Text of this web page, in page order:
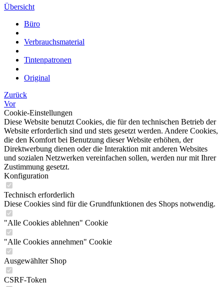
Übersicht
Büro
Verbrauchsmaterial
Tintenpatronen
Original
Zurück
Vor
Cookie-Einstellungen
Diese Website benutzt Cookies, die für den technischen Betrieb der
Website erforderlich sind und stets gesetzt werden. Andere Cookies,
die den Komfort bei Benutzung dieser Website erhöhen, der
Direktwerbung dienen oder die Interaktion mit anderen Websites
und sozialen Netzwerken vereinfachen sollen, werden nur mit Ihrer
Zustimmung gesetzt.
Konfiguration
Technisch erforderlich
Diese Cookies sind für die Grundfunktionen des Shops notwendig.
"Alle Cookies ablehnen" Cookie
"Alle Cookies annehmen" Cookie
Ausgewählter Shop
CSRF-Token